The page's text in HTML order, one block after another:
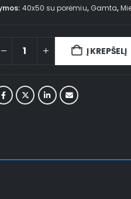
40x50 su porėmiu, Gamta,
Į KREPŠELĮ